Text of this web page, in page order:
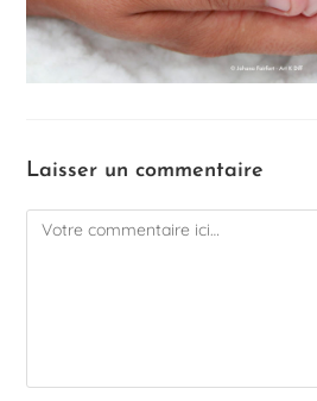
Laisser un commentaire